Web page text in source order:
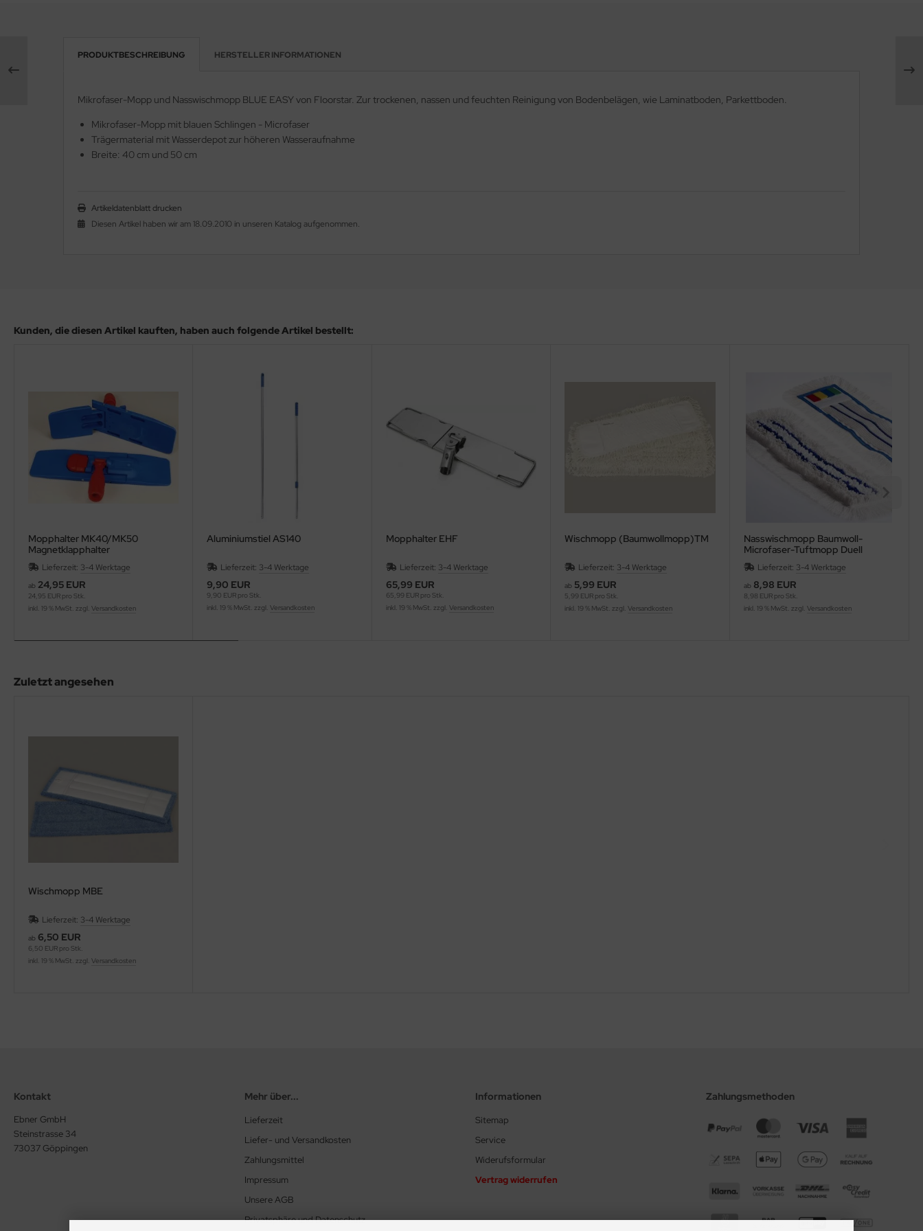
PRODUKTBESCHREIBUNG HERSTELLER INFORMATIONEN
Mikrofaser-Mopp und Nasswischmopp BLUE EASY von Floorstar. Zur trockenen, nassen und feuchten Reinigung von Bodenbelägen, wie Laminatboden, Parkettboden.
Mikrofaser-Mopp mit blauen Schlingen - Microfaser
Trägermaterial mit Wasserdepot zur höheren Wasseraufnahme
Breite: 40 cm und 50 cm
Artikeldatenblatt drucken
Diesen Artikel haben wir am 18.09.2010 in unseren Katalog aufgenommen.
Kunden, die diesen Artikel kauften, haben auch folgende Artikel bestellt:
Mopphalter MK40/MK50
Magnetklapphalter
Lieferzeit: 3-4 Werktage
ab 24,95 EUR
24,95 EUR pro Stk.
inkl. 19 % MwSt. zzgl. Versandkosten
Aluminiumstiel AS140
Lieferzeit: 3-4 Werktage
9,90 EUR
9,90 EUR pro Stk.
inkl. 19 % MwSt. zzgl.Versandkosten
Mopphalter EHF
Lieferzeit: 3-4 Werktage
65,99 EUR
65,99 EUR pro Stk.
inkl. 19 % MwSt. zzgl. Versandkosten
Wischmopp (Baumwollmopp)TM
Lieferzeit: 3-4 Werktage
ab 5,99 EUR
5,99 EUR pro Stk.
inkl. 19 % MwSt. zzgl.Versandkosten
Nasswischmopp Baumwoll-
Microfaser-Tuftmopp Duell
Lieferzeit: 3-4 Werktage
ab 8,98 EUR
8,98 EUR pro Stk.
inkl. 19 % MwSt. zzgl. Versandkosten
Zuletzt angesehen
Wischmopp MBE
Lieferzeit: 3-4 Werktage
ab 6,50 EUR
6,50 EUR pro Stk.
inkl. 19 % MwSt. zzgl. Versandkosten
Kontakt
Ebner GmbH
Steinstrasse 34
73037 Göppingen
Mehr über...
Lieferzeit
Liefer- und Versandkosten
Zahlungsmittel
Impressum
Unsere AGB
Privatsphäre und Datenschutz
Informationen
Sitemap
Service
Widerufsformular
Vertrag widerrufen
Zahlungsmethoden